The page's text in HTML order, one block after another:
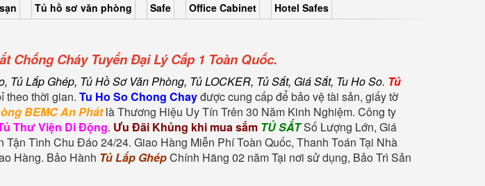
Tủ hồ sơ văn phòng Safe Office Cabinet Hotel Safes
Chống Cháy Tuyển Đại Lý Cấp 1 Toàn Quốc.
Lắp Ghép, Tủ Hồ Sơ Văn Phòng, Tủ LOCKER, Tủ Sắt, Giá Sắt, Tu Ho So. Tủ
theo thời gian. Tu Ho So Chong Chayđược cung cấp để bảo vệ tài sản, giấy tờ
BEMC An Phátlà Thương Hiệu Uy Tín Trên 30 Năm Kinh Nghiệm. Công ty
Thư Viện Di Động. Ưu Đãi Khủng khi mua sắm TỦ SẮTSố Lượng Lớn, Giá
Tình Chu Đáo 24/24. Giao Hàng Miễn Phí Toàn Quốc, Thanh Toán Tại Nhà
Hàng. Bảo Hành Tủ Lắp GhépChính Hãng 02 năm Tại nơi sử dụng, Bảo Trì Sản